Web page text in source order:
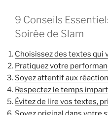
9 Conseils
Soirée de Slam
Choisissez des textes
Pratiquez votre
Soyez attentif aux
Respectez le temps
Évitez de lire vos textes,